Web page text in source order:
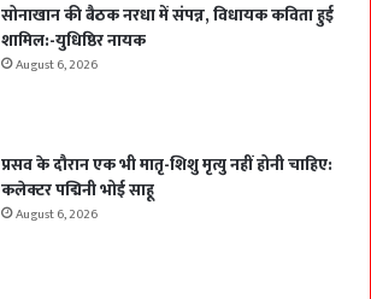
सोनाखान की बैठक नरधा में संपन्न, विधायक कविता हुई
शामिल:-युधिष्ठिर नायक
August 6, 2026
प्रसव के दौरान एक भी मातृ-शिशु मृत्यु नहीं होनी चाहिए:
कलेक्टर पद्मिनी भोई साहू
August 6, 2026